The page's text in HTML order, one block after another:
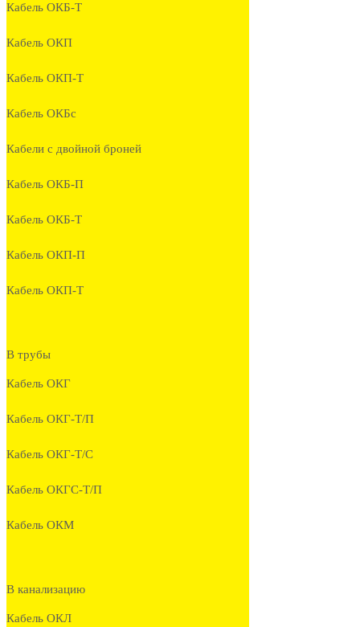
Кабель ОКБ-Т
Кабель ОКП
Кабель ОКП-Т
Кабель ОКБc
Кабели с двойной броней
Кабель ОКБ-П
Кабель ОКБ-Т
Кабель ОКП-П
Кабель ОКП-Т
В трубы
Кабель ОКГ
Кабель ОКГ-Т/П
Кабель ОКГ-Т/С
Кабель ОКГС-Т/П
Кабель ОКМ
В канализацию
Кабель ОКЛ